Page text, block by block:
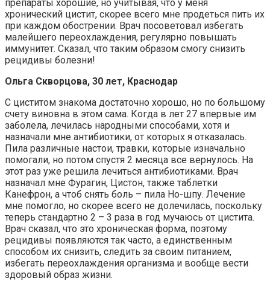
препараты хорошие, но учитывая, что у меня
хронический цистит, скорее всего мне продеться пить их
при каждом обострении. Врач посоветовал избегать
малейшего переохлаждения, регулярно повышать
иммунитет. Сказал, что таким образом смогу снизить
рецидивы болезни!
Ольга Скворцова, 30 лет, Краснодар
С циститом знакома достаточно хорошо, но по большому
счету виновна в этом сама. Когда в лет 27 впервые им
заболела, лечилась народными способами, хотя и
назначали мне антибиотики, от которых я отказалась.
Пила различные настои, травки, которые изначально
помогали, но потом спустя 2 месяца все вернулось. На
этот раз уже решила лечиться антибиотиками. Врач
назначал мне Фурагин, Цистон, также таблетки
Канефрон, а чтоб снять боль – пила Но-шпу. Лечение
мне помогло, но скорее всего не долечилась, поскольку
теперь стандартно 2 – 3 раза в год мучаюсь от цистита.
Врач сказал, что это хроническая форма, поэтому
рецидивы появляются так часто, а единственным
способом их снизить, следить за своим питанием,
избегать переохлаждения организма и вообще вести
здоровый образ жизни.